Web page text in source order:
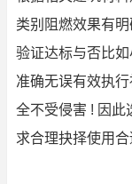
类别阻燃效果有
验证达标与否比
准确无误有效执
全不受侵害 ! 因此
求合理抉择使用